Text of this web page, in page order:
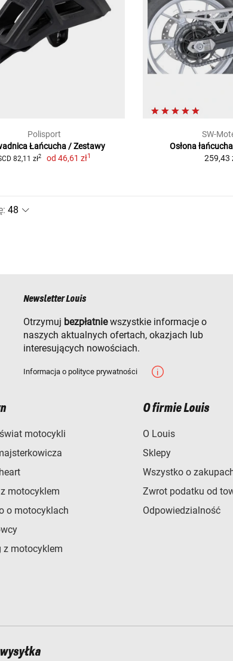
Polisport
Łańcucha / Zestawy
82,11 zł2 od46,61 zł1
SW-
Osłona
259,43
:
Newsletter Louis
Otrzymuj bezpłatniewszystkie informacje o
naszych aktualnych ofertach, okazjach lub
interesujących nowościach.
Informacja o polityce prywatności
motocykli
motocyklem
o motocyklach
z motocyklem
O firmie Louis
O Louis
Sklepy
Wszystko o
Zwrot podatku od
Odpowiedzialność